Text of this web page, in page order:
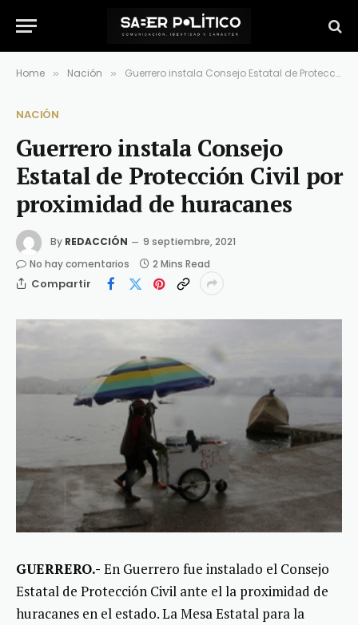
Home » Nación » Guerrero instala Consejo Estatal de Protección Civil por proximidad de huracanes
NACIÓN
Guerrero instala Consejo
Estatal de Protección Civil por
proximidad de huracanes
By REDACCIÓN
9 septiembre, 2021
No hay comentarios
2 Mins Read
Compartir
GUERRERO.- En Guerrero fue instalado el Consejo
Estatal de Protección Civil ante el la proximidad de
huracanes en el estado. La Mesa Estatal para la